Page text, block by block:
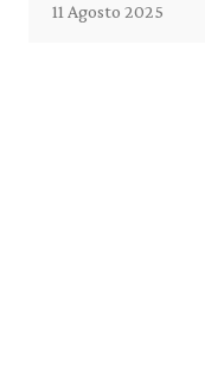
11 Agosto 2025